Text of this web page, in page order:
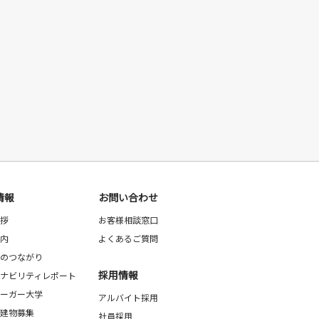
報
つながり
ビリティレポート
ガー大学
物募集
お問い合わせ
お客様相談窓口
よくあるご質問
採用情報
アルバイト採用
社員採用